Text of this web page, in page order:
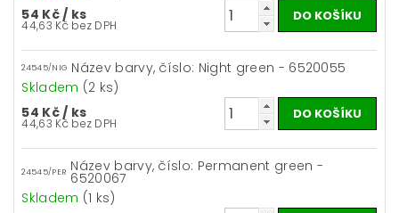
54 Kč/ ks
44,63 Kč bez DPH
24545/NIG Název barvy, číslo: Night green - 6520055
Skladem (2 ks)
54 Kč/ ks
44,63 Kč bez DPH
24545/PER Název barvy, číslo: Permanent green -
6520067
Skladem (1 ks)